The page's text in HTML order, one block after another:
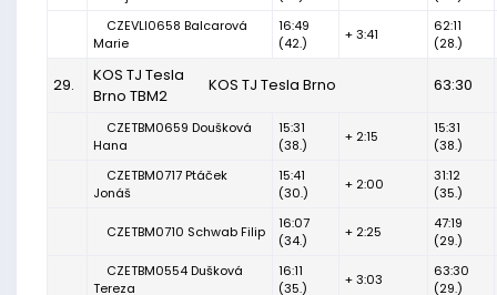
CZEVLI0658 Balcarová
Marie
16:49
(42.)
+ 3:41
62:11
(28.)
29.
KOS TJ Tesla
Brno TBM2
KOS TJ Tesla Brno 63:30
CZETBM0659 Doušková
Hana
15:31
(38.)
+ 2:15
15:31
(38.)
CZETBM0717 Ptáček
Jonáš
15:41
(30.)
+ 2:00
31:12
(35.)
CZETBM0710 Schwab Filip
16:07
(34.)
+ 2:25
47:19
(29.)
CZETBM0554 Dušková
Tereza
16:11
(35.)
+ 3:03
63:30
(29.)